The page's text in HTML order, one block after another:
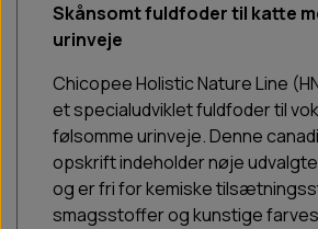
Skånsomt fuldfoder til katte
urinveje
Chicopee Holistic Nature Line
et specialudviklet fuldfoder til
følsomme urinveje. Denne
opskrift indeholder nøje
og er fri for kemiske
smagsstoffer og kunstige